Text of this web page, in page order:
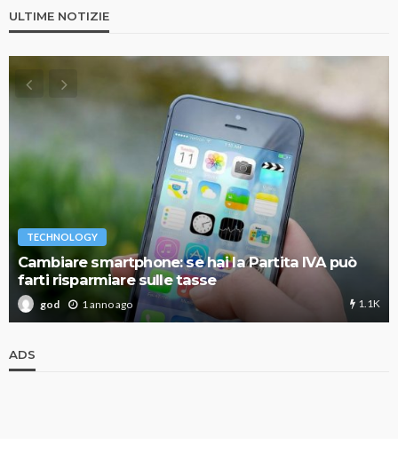
ULTIME NOTIZIE
TECHNOLOGY
Cambiare smartphone: se hai la Partita IVA può
farti risparmiare sulle tasse
god 1 anno ago 1.1K
ADS